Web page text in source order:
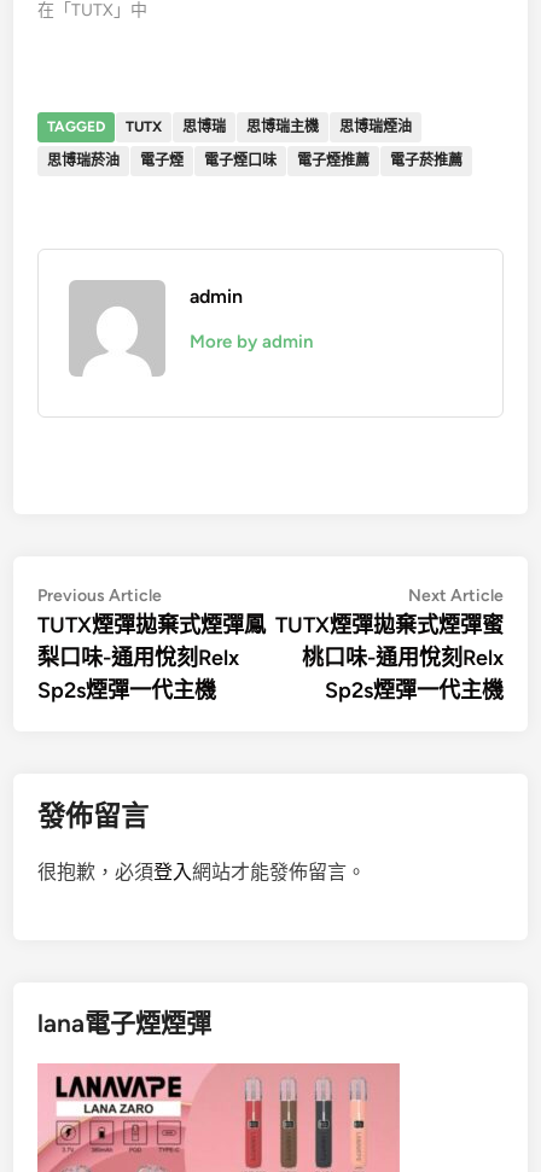
在「TUTX」中
TAGGED TUTX 思博瑞 思博瑞主機
思博瑞煙油
思博瑞菸油
電子煙 電子煙口味 電子煙推薦 電子菸推薦
admin
More by admin
文
章
導
覽
Previous ArticlePrevious
article:
TUTX煙彈拋棄式煙彈鳳
梨口味-通用悅刻Relx
Sp2s煙彈一代主機
Next Article
TUTX煙彈拋棄式煙彈蜜
桃口味-通用悅刻Relx
Sp2s煙彈一代主機
發佈留言
很抱歉，必須登入網站才能發佈留言。
lana電子煙煙彈